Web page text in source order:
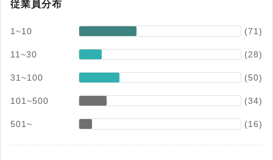
従業員分布
1~10 (71)
11~30 (28)
31~100 (50)
101~500 (34)
501~ (16)